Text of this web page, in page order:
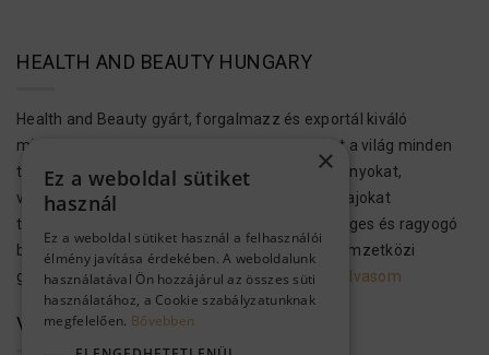
HEALTH AND BEAUTY HUNGARY
Health and Beauty gyárt, forgalmazz és exportál kiváló
minőségű bőr-, test- és hajápolási termékeket a világ minden
tájára. Ezek a kozmetikumok Holt-tengeri ásványokat,
vitaminokat, növényi kivonatokat és aromás olajokat
tartalmaznak, hogy megvalósítsák az egészséges és ragyogó
bőrt és hajat. A H&B kozmetikai termékek a nemzetközi
gyártási előírásoknak megfelelően…..Tovább olvasom
VEVŐSZOLGÁLAT
×
Ez a weboldal sütiket
használ
Ez a weboldal sütiket használ a felhasználói
élmény javítása érdekében. A weboldalunk
használatával Ön hozzájárul az összes süti
használatához, a Cookie szabályzatunknak
megfelelően. Bővebben